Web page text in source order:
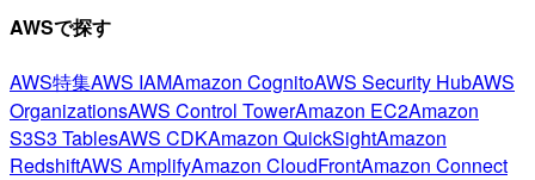
AWSで探す
AWS特集AWS IAMAmazon CognitoAWS Security HubAWS
OrganizationsAWS Control TowerAmazon EC2Amazon
S3S3 TablesAWS CDKAmazon QuickSightAmazon
RedshiftAWS AmplifyAmazon CloudFrontAmazon Connect